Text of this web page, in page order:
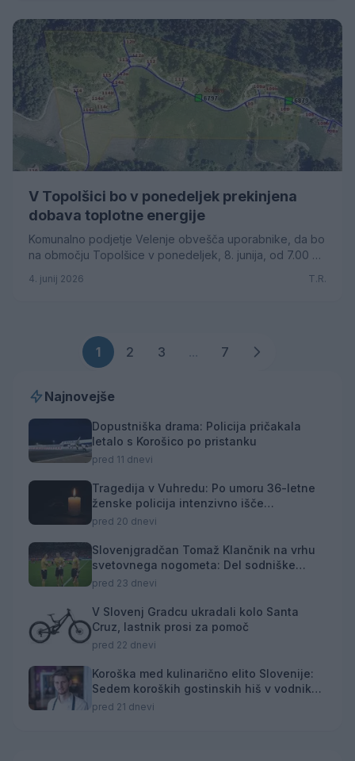
V Topolšici bo v ponedeljek prekinjena
dobava toplotne energije
Komunalno podjetje Velenje obvešča uporabnike, da bo
na območju Topolšice v ponedeljek, 8. junija, od 7.00 do
vzdrževalnih del na omrežju.
4. junij 2026 T.R.
1 2 3 ... 7
Najnovejše
Dopustniška drama: Policija pričakala
letalo s Korošico po pristanku
pred 11 dnevi
Tragedija v Vuhredu: Po umoru 36-letne
ženske policija intenzivno išče
osumljenca
pred 20 dnevi
Slovenjgradčan Tomaž Klančnik na vrhu
svetovnega nogometa: Del sodniške
ekipe za finale svetovnega prvenstva
pred 23 dnevi
V Slovenj Gradcu ukradali kolo Santa
Cruz, lastnik prosi za pomoč
pred 22 dnevi
Koroška med kulinarično elito Slovenije:
Sedem koroških gostinskih hiš v vodniku
Falstaff 2026
pred 21 dnevi